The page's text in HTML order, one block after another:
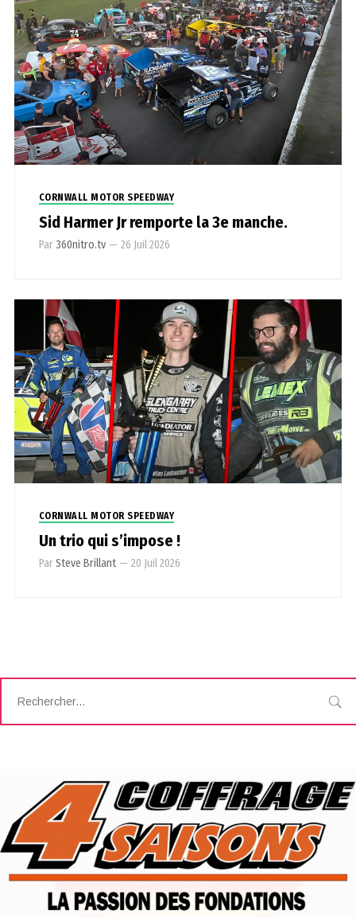
CORNWALL MOTOR SPEEDWAY
Sid Harmer Jr remporte la 3e manche.
Par360nitro.tv — 26 Juil 2026
CORNWALL MOTOR SPEEDWAY
Un trio qui s’impose !
ParSteve Brillant — 20 Juil 2026